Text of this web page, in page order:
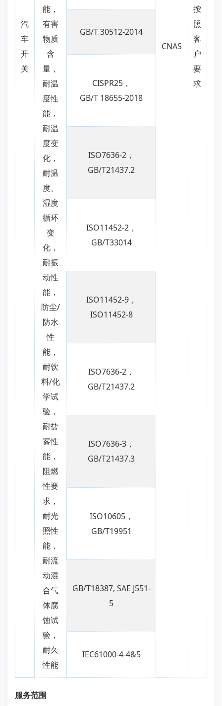
汽
车
开
关
能，
有害
物质
含
量，
耐温
度性
能，
耐温
度变
化，
耐温
度、
湿度
循环
变
化，
耐振
动性
能，
防尘/
防水
性
能，
耐饮
料/化
学试
验，
耐盐
雾性
能，
阻燃
性要
求，
耐光
照性
能，
耐流
动混
合气
体腐
蚀试
验，
耐久
性能
CNAS
按
照
客
户
要
求
GB/T 30512-2014
CISPR25，
GB/T 18655-2018
ISO7636-2，
GB/T21437.2
ISO11452-2，
GB/T33014
ISO11452-9，
ISO11452-8
ISO7636-2，
GB/T21437.2
ISO7636-3，
GB/T21437.3
ISO10605，
GB/T19951
GB/T18387, SAE J551-
5
IEC61000-4-4&5
服务范围